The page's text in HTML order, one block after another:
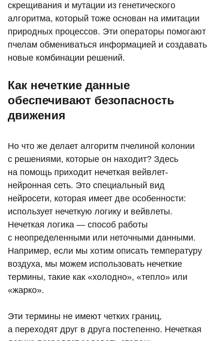
скрещивания и мутации из генетического
алгоритма, который тоже основан на имитации
природных процессов. Эти операторы помогают
пчелам обмениваться информацией и создавать
новые комбинации решений.
Как нечеткие данные
обеспечивают безопасность
движения
Но что же делает алгоритм пчелиной колонии
с решениями, которые он находит? Здесь
на помощь приходит нечеткая вейвлет-
нейронная сеть. Это специальный вид
нейросети, которая имеет две особенности:
использует нечеткую логику и вейвлеты.
Нечеткая логика — способ работы
с неопределенными или неточными данными.
Например, если мы хотим описать температуру
воздуха, мы можем использовать нечеткие
термины, такие как «холодно», «тепло» или
«жарко».
Эти термины не имеют четких границ,
а переходят друг в друга постепенно. Нечеткая